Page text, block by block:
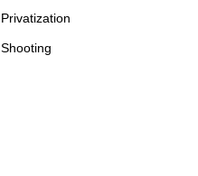
Privatization
Shooting